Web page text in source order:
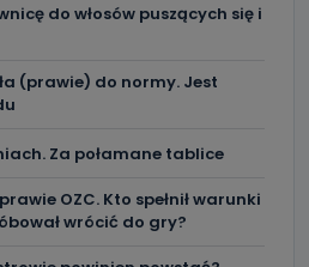
do włosów puszących się i
(prawie) do normy. Jest
Za połamane tablice
OZC. Kto spełnił warunki
wrócić do gry?